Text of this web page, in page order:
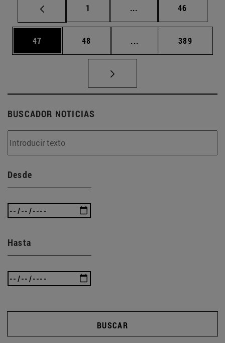
Página
1 ... Páginas intermedias
Página
46
Página
47 Página
48 ... Páginas intermedias
Página
389
BUSCADOR NOTICIAS
Desde
Hasta
BUSCAR